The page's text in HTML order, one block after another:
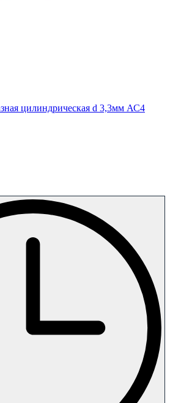
цилиндрическая d 3,3мм АС4